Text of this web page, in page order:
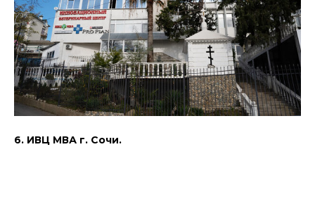
6. ИВЦ МВА г. Сочи.